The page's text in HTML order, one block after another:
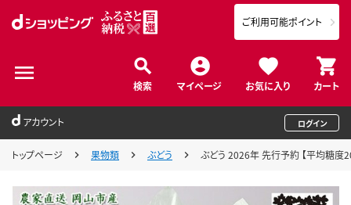
検索 マイページ お気に入り カート
ご利用可能ポイント
アカウント ログイン
トップページ 果物類 ぶどう ぶどう 2026年 先行予約 【平均糖度